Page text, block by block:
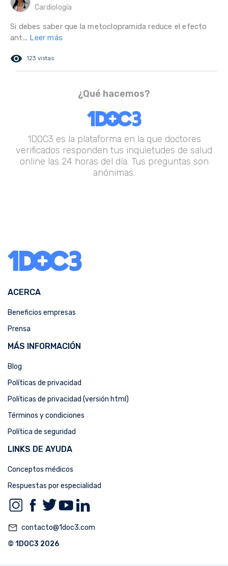
Cardiología
Si debes saber que la metoclopramida reduce el efecto
ant... Leer más
remove_red_eye 123 vistas
¿Qué hacemos?
1DOC3 es la plataforma en la que doctores
verificados responden tus inquietudes de salud
online las 24 horas del día. Tus preguntas son
anónimas.
ACERCA
Beneficios empresas
Prensa
MÁS INFORMACIÓN
Blog
Políticas de privacidad
Políticas de privacidad (versión html)
Términos y condiciones
Política de seguridad
LINKS DE AYUDA
Conceptos médicos
Respuestas por especialidad
mail_outline contacto@1doc3.com
© 1DOC3 2026